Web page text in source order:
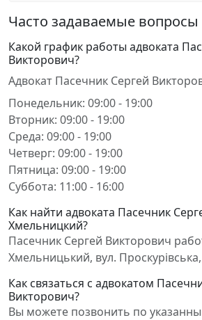
Часто задаваемые вопросы
Какой график работы адвоката
Викторович?
Адвокат Пасечник Сергей
Понедельник: 09:00 - 19:00
Вторник: 09:00 - 19:00
Среда: 09:00 - 19:00
Четверг: 09:00 - 19:00
Пятница: 09:00 - 19:00
Суббота: 11:00 - 16:00
Как найти адвоката Пасечник
Хмельницкий?
Пасечник Сергей Викторович
Хмельницький, вул.
Как связаться с адвокатом
Викторович?
Вы можете позвонить по